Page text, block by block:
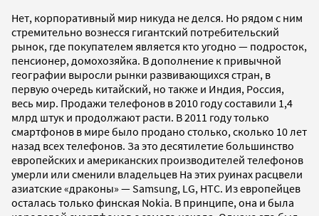
Нет, корпоративный мир никуда не делся. Но рядом с ним
стремительно вознесся гигантский потребительский
рынок, где покупателем является кто угодно — подросток,
пенсионер, домохозяйка. В дополнение к привычной
географии выросли рынки развивающихся стран, в
первую очередь китайский, но также и Индия, Россия,
весь мир. Продажи телефонов в 2010 году составили 1,4
млрд штук и продолжают расти. В 2011 году только
смартфонов в мире было продано столько, сколько 10 лет
назад всех телефонов. За это десятилетие большинство
европейских и американских производителей телефонов
умерли или сменили владельцев На этих руинах расцвели
азиатские «драконы» — Samsung, LG, HTC. Из европейцев
осталась только финская Nokia. В принципе, она и была